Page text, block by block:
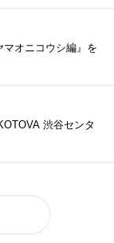
マオニコウシ編』を
渋谷センタ